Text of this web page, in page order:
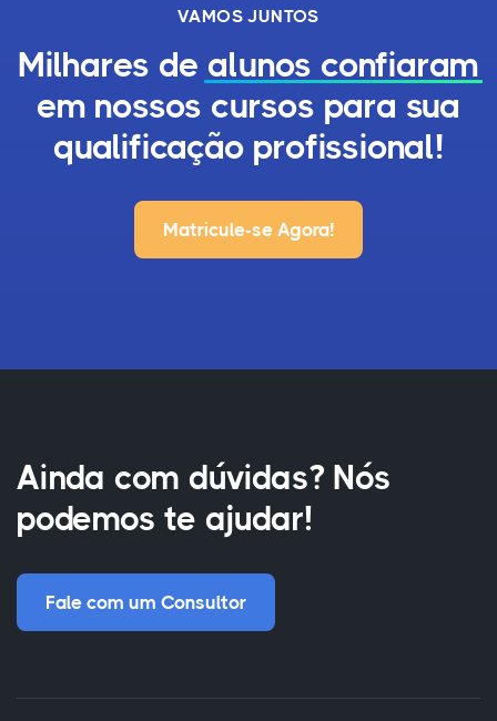
VAMOS JUNTOS
Milhares de alunos confiaram
em nossos cursos para sua
qualificação profissional!
Matricule-se Agora!
Ainda com dúvidas? Nós
podemos te ajudar!
Fale com um Consultor